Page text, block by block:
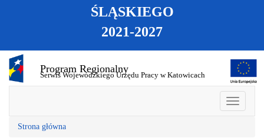
ŚLĄSKIEGO
2021-2027
Program Regionalny
Serwis Wojewódzkiego Urzędu Pracy w Katowicach
Strona główna